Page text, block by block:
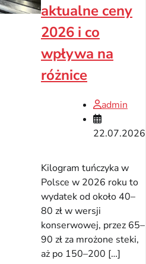
aktualne ceny
2026 i co
wpływa na
różnice
admin
22.07.2026
Kilogram tuńczyka w
Polsce w 2026 roku to
wydatek od około 40–
80 zł w wersji
konserwowej, przez 65–
90 zł za mrożone steki,
aż po 150–200 […]